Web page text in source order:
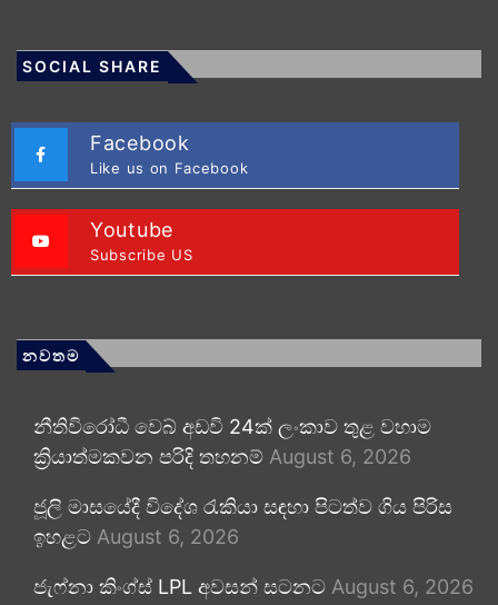
SOCIAL SHARE
Facebook
Like us on Facebook
Youtube
Subscribe US
නවතම
නීතිවිරෝධී වෙබ් අඩවි 24ක් ලංකාව තුළ වහාම
ක්‍රියාත්මකවන පරිදි තහනම් August 6, 2026
ජූලි මාසයේදී විදේශ රැකියා සඳහා පිටත්ව ගිය පිරිස
ඉහළට August 6, 2026
ජැෆ්නා කිංග්ස් LPL අවසන් සටනට August 6, 2026